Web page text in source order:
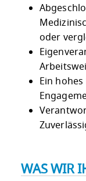
oder
Ein
WAS WIR